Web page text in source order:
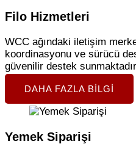
Filo Hizmetleri
WCC ağındaki iletişim
koordinasyonu ve sürücü
güvenilir destek
DAHA FAZLA BILGI
Yemek Siparişi